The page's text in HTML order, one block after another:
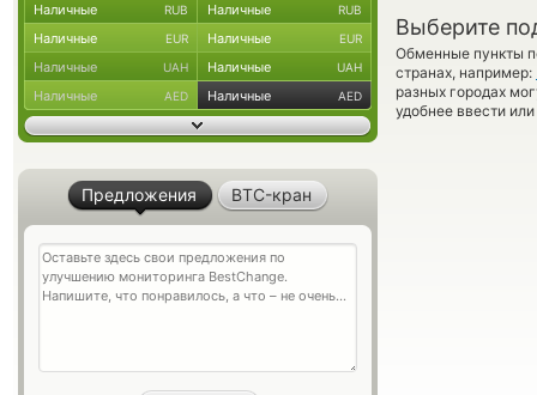
Выберите
Обменные пункты
странах, например:
разных городах
удобнее ввести
Наличные RUB Наличные RUB
Наличные EUR Наличные EUR
Наличные UAH Наличные UAH
Наличные AED Наличные AED
Предложения BTC-кран